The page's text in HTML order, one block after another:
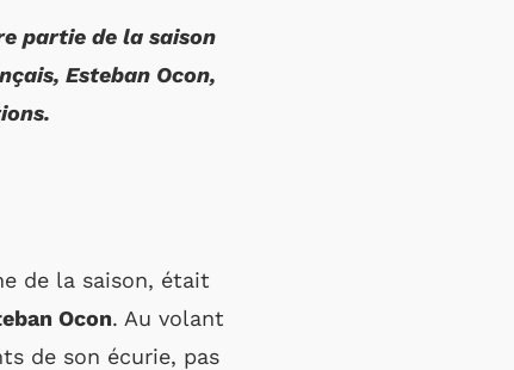
partie de la saison
Esteban Ocon,
de la saison, était
Ocon. Au volant
de son écurie, pas